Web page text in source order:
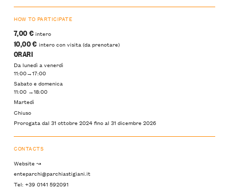
HOW TO PARTICIPATE
7,00 €intero
10,00 € intero con visita (da prenotare)
ORARI
Da lunedì a venerdì
11:00→17:00
Sabato e domenica
11:00 →18:00
Martedì
Chiuso
Prorogata dal 31 ottobre 2024 fino al 31 dicembre 2026
CONTACTS
Website ↝
enteparchi@parchiastigiani.it
Tel: +39 0141 592091